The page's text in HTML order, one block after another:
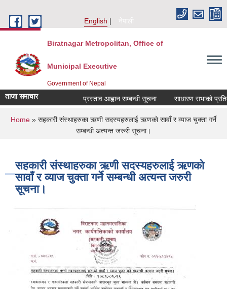
English
नेपाली
Biratnagar Metropolitan, Office of
Municipal Executive
Government of Nepal
ताजा समाचार प्रस्ताव आह्वान सम्बन्धी सूचना साधारण सभाको
You are here
Home » सहकारी संस्थाहरुका ऋणी सदस्यहरुलाई ऋणको सावाँ र व्याज चुक्ता गर्ने
सम्बन्धी अत्यन्त जरुरी सूचना।
सहकारी संस्थाहरुका ऋणी सदस्यहरुलाई ऋणको
सावाँ र व्याज चुक्ता गर्ने सम्बन्धी अत्यन्त जरुरी
सूचना।